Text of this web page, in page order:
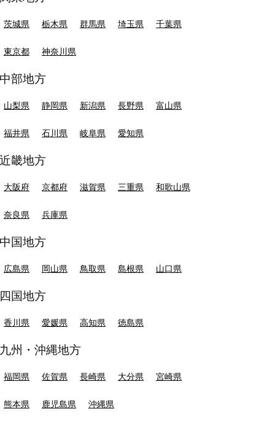
茨城県 栃木県 群馬県 埼玉県 千葉県
東京都 神奈川県
中部地方
山梨県 静岡県 新潟県 長野県 富山県
福井県 石川県 岐阜県 愛知県
近畿地方
大阪府 京都府 滋賀県 三重県 和歌山県
奈良県 兵庫県
中国地方
広島県 岡山県 鳥取県 島根県 山口県
四国地方
香川県 愛媛県 高知県 徳島県
九州・沖縄地方
福岡県 佐賀県 長崎県 大分県 宮崎県
熊本県 鹿児島県 沖縄県